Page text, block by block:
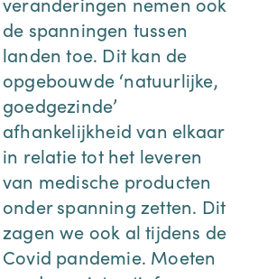
de spanningen tussen
landen toe. Dit kan de
opgebouwde ‘natuurlijke,
goedgezinde’
afhankelijkheid van elkaar
in relatie tot het leveren
van medische producten
onder spanning zetten. Dit
zagen we ook al tijdens de
Covid pandemie. Moeten